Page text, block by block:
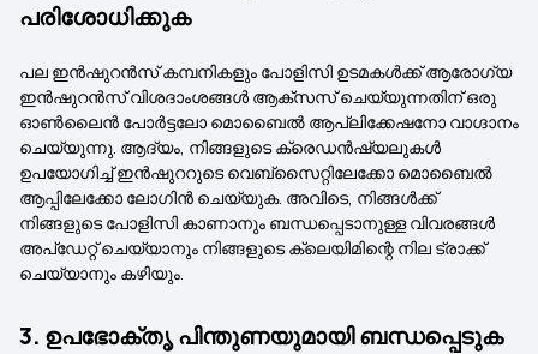
പരിശോധിക്കുക
പല ഇൻഷുറൻസ് കമ്പനികളും പോളിസി ഉടമകൾക്ക് ആരോഗ്യ
ഇൻഷുറൻസ് വിശദാംശങ്ങൾ ആക്‌സസ് ചെയ്യുന്നതിന് ഒരു
ഓൺലൈൻ പോർട്ടലോ മൊബൈൽ ആപ്ലിക്കേഷനോ വാഗ്ദാനം
ചെയ്യുന്നു. ആദ്യം, നിങ്ങളുടെ ക്രെഡൻഷ്യലുകൾ
ഉപയോഗിച്ച് ഇൻഷുററുടെ വെബ്‌സൈറ്റിലേക്കോ മൊബൈൽ
ആപ്പിലേക്കോ ലോഗിൻ ചെയ്യുക. അവിടെ, നിങ്ങൾക്ക്
നിങ്ങളുടെ പോളിസി കാണാനും ബന്ധപ്പെടാനുള്ള വിവരങ്ങൾ
അപ്‌ഡേറ്റ് ചെയ്യാനും നിങ്ങളുടെ ക്ലെയിമിന്റെ നില ട്രാക്ക്
ചെയ്യാനും കഴിയും.
3. ഉപഭോക്തൃ പിന്തുണയുമായി ബന്ധപ്പെടുക